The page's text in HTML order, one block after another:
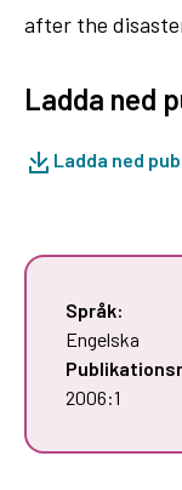
after the
Ladda ned
Ladda ned
Språk:
Engelska
2006:1